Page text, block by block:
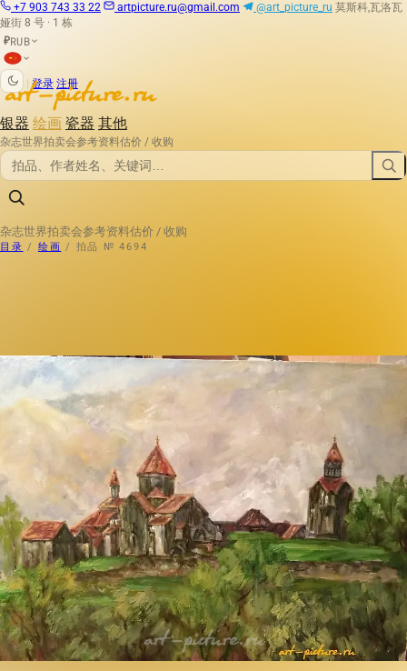
+7 903 743 33 22 artpicture.ru@gmail.com @art_picture_ru 莫斯科,瓦洛瓦
娅街 8 号 · 1 栋
₽RUB
登录 注册
银器 绘画 瓷器 其他
杂志世界拍卖会参考资料估价 / 收购
杂志世界拍卖会参考资料估价 / 收购
目录 / 绘画 / 拍品 № 4694